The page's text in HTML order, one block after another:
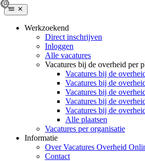
Werkzoekend
Direct inschrijven
Inloggen
Alle vacatures
Vacatures bij de overheid per
Vacatures bij de
Vacatures bij de
Vacatures bij de
Vacatures bij de
Vacatures bij de
Alle plaatsen
Vacatures per organisatie
Informatie
Over Vacatures Overheid
Contact